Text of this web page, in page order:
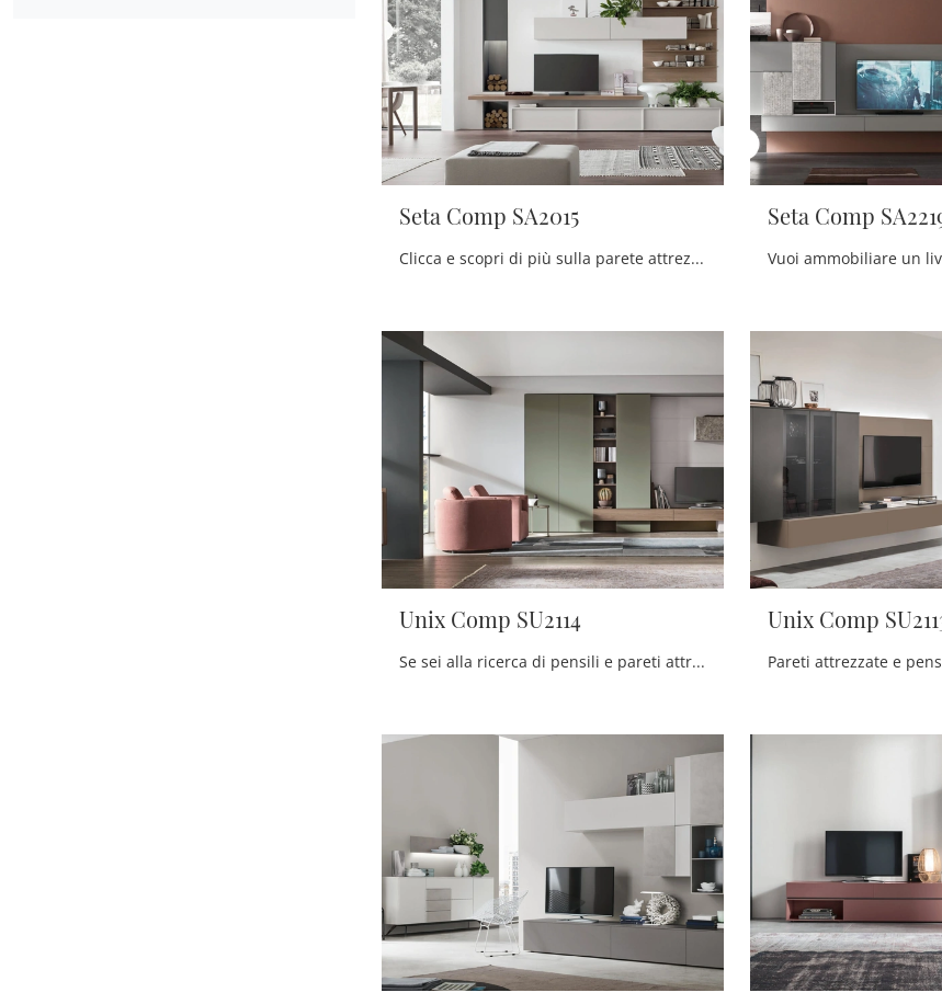
Seta Comp SA2015
Clicca e scopri di più sulla parete attrezzata Seta Comp SA2015 della firma Maronese: è la soluzione dalle linee moderne ideale per te.
Seta Comp
Unix Comp SU2114
Se sei alla ricerca di pensili e pareti attrezzate moderne, prediligi il modello Unix Comp SU2114 di Maronese: clicca e scopri di più!
Unix Comp